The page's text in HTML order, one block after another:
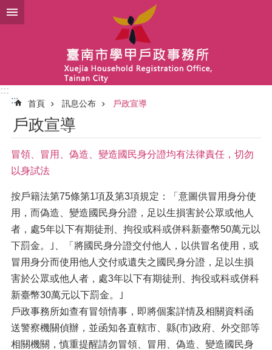
跳到主要內容區塊
:::
:::
首頁 訊息公布 戶政宣導
戶政宣導
冒領、冒用、偽造、變造國民身分證均有法律責任，切勿
以身試法
按戶籍法第75條第1項及第3項規定：「意圖供冒用身分使
用，而偽造、變造國民身分證，足以生損害於公眾或他人
者，處5年以下有期徒刑、拘役或科或併科新臺幣50萬元以
下罰金。｣、「將國民身分證交付他人，以供冒名使用，或
冒用身分而使用他人交付或遺失之國民身分證，足以生損
害於公眾或他人者，處3年以下有期徒刑、拘役或科或併科
新臺幣30萬元以下罰金。｣
戶政事務所如查有冒領情事，即將個案詳情及相關資料函
送警察機關偵辦，並函知各直轄市、縣(市)政府、外交部等
相關機關，慎重提醒請勿冒領、冒用、偽造、變造國民身